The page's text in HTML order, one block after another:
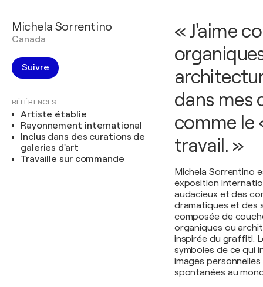
Michela Sorrentino
Canada
Suivre
RÉFÉRENCES
Artiste établie
Rayonnement international
Inclus dans des curations de
galeries d'art
Travaille sur commande
« J'aime
dans mes
comme le
travail. »
Michela Sorrentino
exposition
audacieux et des
dramatiques et des
composée de
organiques ou
inspirée du graffiti.
symboles de ce qui
images
spontanées au